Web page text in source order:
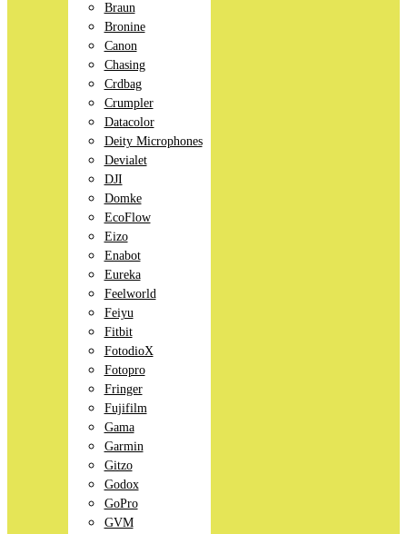
Braun
Bronine
Canon
Chasing
Crdbag
Crumpler
Datacolor
Deity Microphones
Devialet
DJI
Domke
EcoFlow
Eizo
Enabot
Eureka
Feelworld
Feiyu
Fitbit
FotodioX
Fotopro
Fringer
Fujifilm
Gama
Garmin
Gitzo
Godox
GoPro
GVM